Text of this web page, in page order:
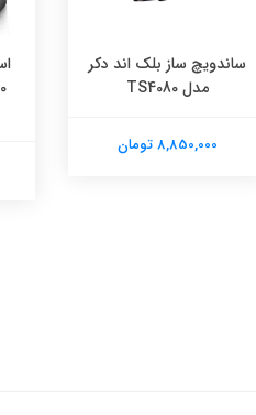
ساندویچ ساز بلک اند دکر
مدل TS4080
8,850,000 تومان